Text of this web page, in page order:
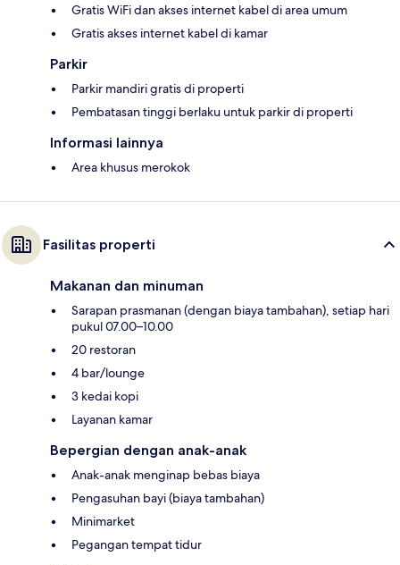
Gratis WiFi dan akses internet kabel di area umum
Gratis akses internet kabel di kamar
Parkir
Parkir mandiri gratis di properti
Pembatasan tinggi berlaku untuk parkir di properti
Informasi lainnya
Area khusus merokok
Fasilitas properti
Makanan dan minuman
Sarapan prasmanan (dengan biaya tambahan), setiap hari
pukul 07.00–10.00
20 restoran
4 bar/lounge
3 kedai kopi
Layanan kamar
Bepergian dengan anak-anak
Anak-anak menginap bebas biaya
Pengasuhan bayi (biaya tambahan)
Minimarket
Pegangan tempat tidur